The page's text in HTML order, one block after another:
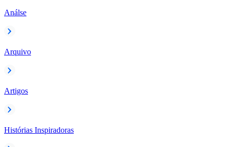
Análse
Arquivo
Artigos
Histórias Inspiradoras